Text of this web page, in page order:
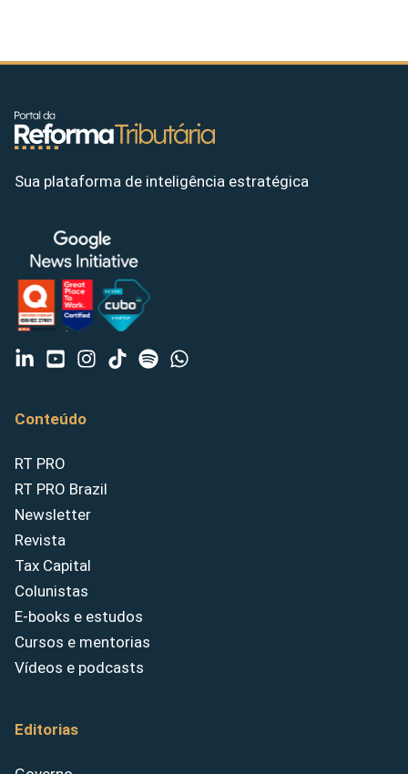
Sua plataforma de inteligência estratégica
Conteúdo
RT PRO
RT PRO Brazil
Newsletter
Revista
Tax Capital
Colunistas
E-books e estudos
Cursos e mentorias
Vídeos e podcasts
Editorias